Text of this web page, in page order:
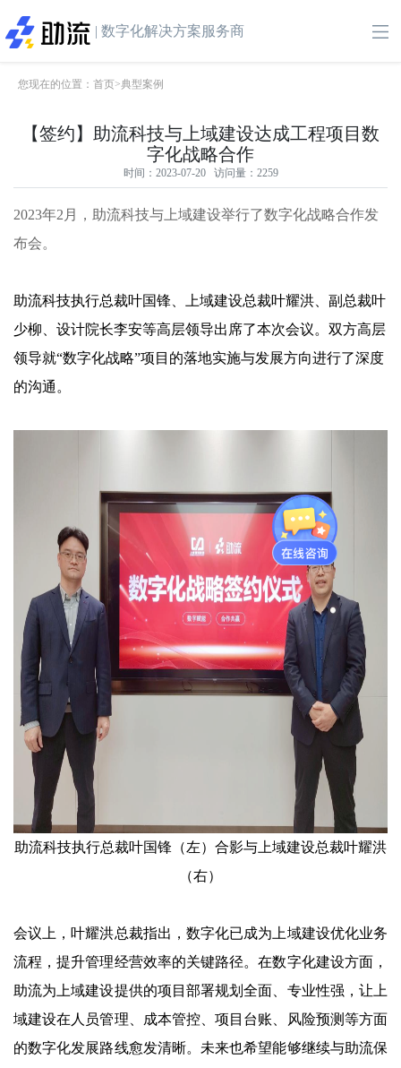
| 数字化解决方案服务商
您现在的位置： 首页>典型案例
【签约】助流科技与上域建设达成工程项目数
字化战略合作
时间：2023-07-20 访问量：2259
2023年2月，助流科技与上域建设举行了数字化战略合作发
布会。
助流科技执行总裁叶国锋、上域建设总裁叶耀洪、副总裁叶
少柳、设计院长李安等高层领导出席了本次会议。双方高层
领导就“数字化战略”项目的落地实施与发展方向进行了深度
的沟通。
助流科技执行总裁叶国锋（左）合影与 上域建设总裁叶耀洪
（右）
会议上，叶耀洪总裁指出，数字化已成为上域建设优化业务
流程，提升管理经营效率的关键路径。在数字化建设方面，
助流为上域建设提供的项目部署规划全面、专业性强，让上
域建设在人员管理、成本管控、项目台账、风险预测等方面
的数字化发展路线愈发清晰。未来也希望能够继续与助流保